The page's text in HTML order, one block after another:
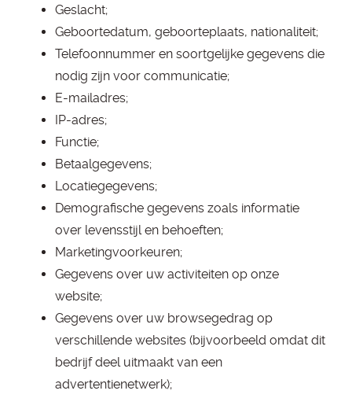
Geslacht;
Geboortedatum, geboorteplaats, nationaliteit;
Telefoonnummer en soortgelijke gegevens die
nodig zijn voor communicatie;
E-mailadres;
IP-adres;
Functie;
Betaalgegevens;
Locatiegegevens;
Demografische gegevens zoals informatie
over levensstijl en behoeften;
Marketingvoorkeuren;
Gegevens over uw activiteiten op onze
website;
Gegevens over uw browsegedrag op
verschillende websites (bijvoorbeeld omdat dit
bedrijf deel uitmaakt van een
advertentienetwerk);